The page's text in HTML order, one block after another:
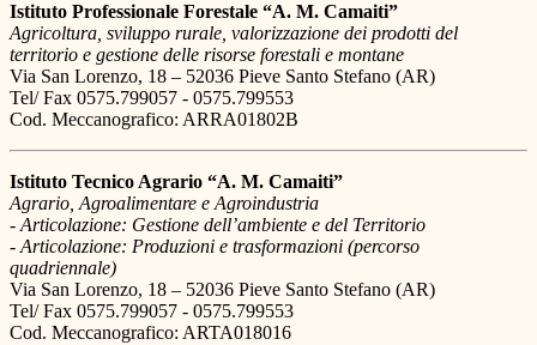
Istituto Professionale Forestale “A. M. Camaiti”
Agricoltura, sviluppo rurale, valorizzazione dei prodotti del
territorio e gestione delle risorse forestali e montane
Via San Lorenzo, 18 – 52036 Pieve Santo Stefano (AR)
Tel/ Fax 0575.799057 - 0575.799553
Cod. Meccanografico: ARRA01802B
Istituto Tecnico Agrario “A. M. Camaiti”
Agrario, Agroalimentare e Agroindustria
- Articolazione: Gestione dell’ambiente e del Territorio
- Articolazione: Produzioni e trasformazioni (percorso
quadriennale)
Via San Lorenzo, 18 – 52036 Pieve Santo Stefano (AR)
Tel/ Fax 0575.799057 - 0575.799553
Cod. Meccanografico: ARTA018016